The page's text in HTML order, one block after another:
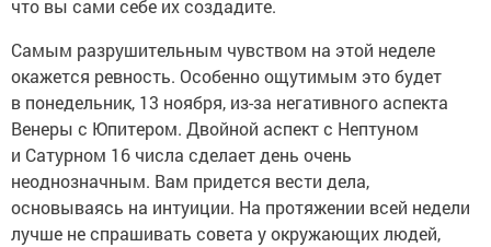
что вы сами себе их создадите.
Самым разрушительным чувством на этой неделе
окажется ревность. Особенно ощутимым это будет
в понедельник, 13 ноября, из-за негативного аспекта
Венеры с Юпитером. Двойной аспект с Нептуном
и Сатурном 16 числа сделает день очень
неоднозначным. Вам придется вести дела,
основываясь на интуиции. На протяжении всей недели
лучше не спрашивать совета у окружающих людей,